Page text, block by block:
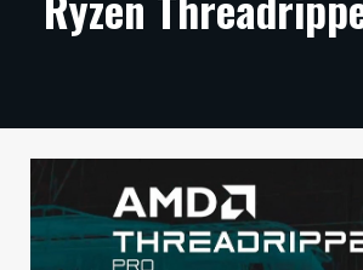
ARTIKKELIT
TECHBBS
HINTA.FI